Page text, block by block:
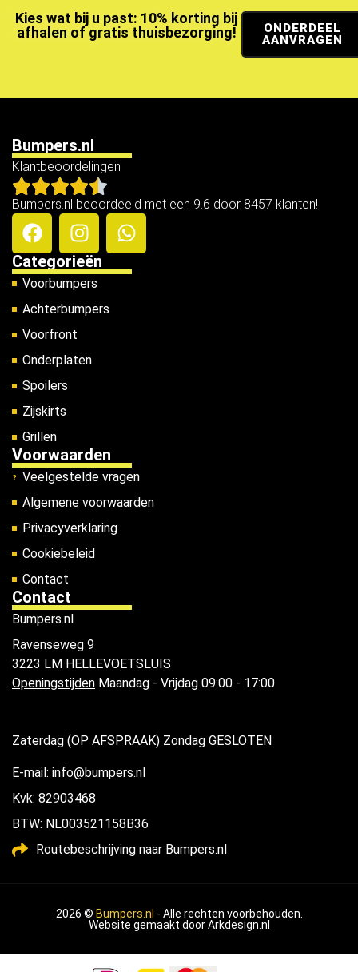
Kies wat bij u past: 10% korting bij
afhalen of gratis thuisbezorging!
ONDERDEEL
AANVRAGEN
Bumpers.nl
Klantbeoordelingen
Bumpers.nl beoordeeld met een 9.6 door 8457 klanten!
Categorieën
Voorbumpers
Achterbumpers
Voorfront
Onderplaten
Spoilers
Zijskirts
Grillen
Voorwaarden
Veelgestelde vragen
Algemene voorwaarden
Privacyverklaring
Cookiebeleid
Contact
Contact
Bumpers.nl
Ravenseweg 9
3223 LM HELLEVOETSLUIS
Openingstijden Maandag - Vrijdag 09:00 - 17:00
Zaterdag (OP AFSPRAAK) Zondag GESLOTEN
E-mail: info@bumpers.nl
Kvk: 82903468
BTW: NL003521158B36
Routebeschrijving naar Bumpers.nl
2026 © Bumpers.nl - Alle rechten voorbehouden.
Website gemaakt doorArkdesign.nl